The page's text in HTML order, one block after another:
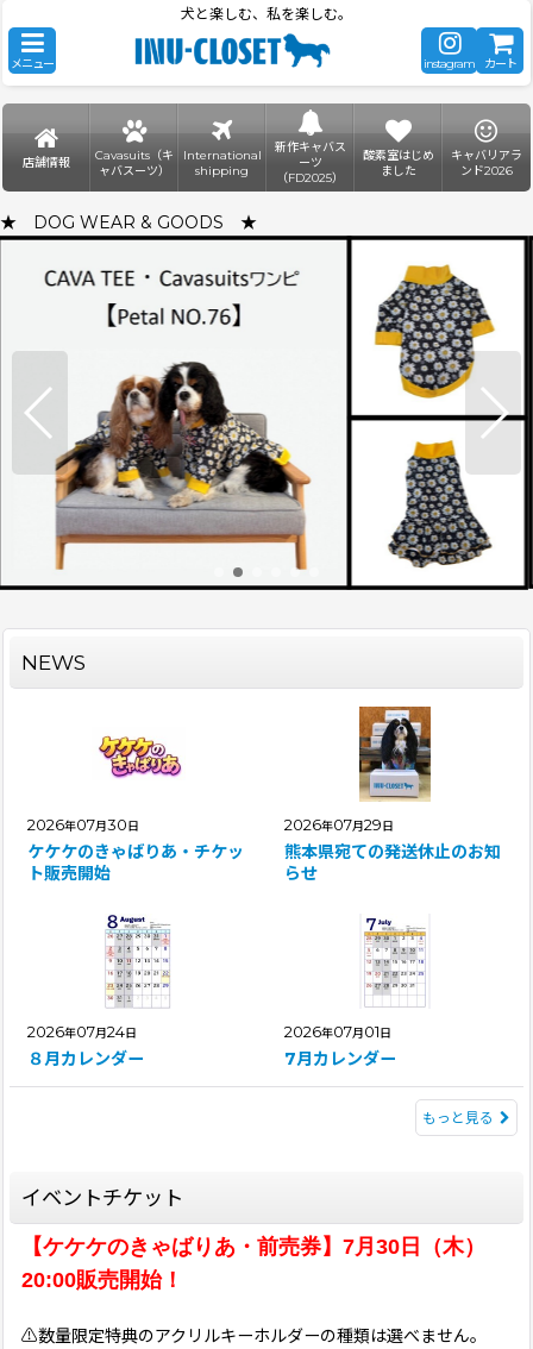
犬と楽しむ、私を楽しむ。
メニュー instagram カート
店舗情報
Cavasuits（キ
ャバスーツ）
International
shipping
新作キャバス
ーツ
（FD2025）
酸素室はじめ
ました
キャバリアラ
ンド2026
★ DOG WEAR & GOODS ★
NEWS
2026年07月30日
ケケケのきゃばりあ・チケッ
ト販売開始
2026年07月29日
熊本県宛ての発送休止のお知
らせ
2026年07月24日
８月カレンダー
2026年07月01日
7月カレンダー
もっと見る
イベントチケット
【ケケケのきゃばりあ・前売券】7月30日（木）
20:00販売開始！
⚠️数量限定特典のアクリルキーホルダーの種類は選べません。